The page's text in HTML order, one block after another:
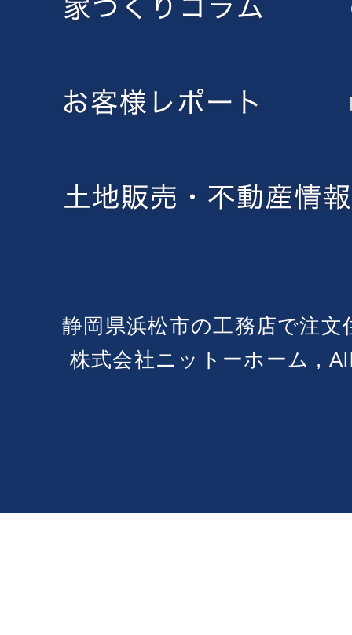
静岡県浜松市の工務店で注
株式会社ニットーホーム ,